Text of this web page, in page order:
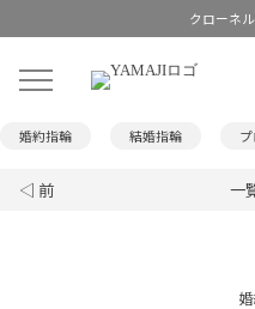
クローネ
婚約指輪 結婚指輪 プ
◁ 前 一